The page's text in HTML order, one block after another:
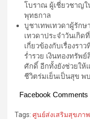
โบราณ ผู้เชี่ยวชาญใ
พุทธกาล
บูชาเทพเทวดาผู้รักษ
เทวดาประจำวันเกิ
เกี่ยวข้องกับเรื่องรา
ร่ำรวย เงินทองทรัพ
ศักดิ์ อีกทั้งยังช่วยให้
ชีวิตร่มเย็นเป็นสุข พ
Facebook Comments
Tags: ศูนย์ส่งเสริมสุขภา